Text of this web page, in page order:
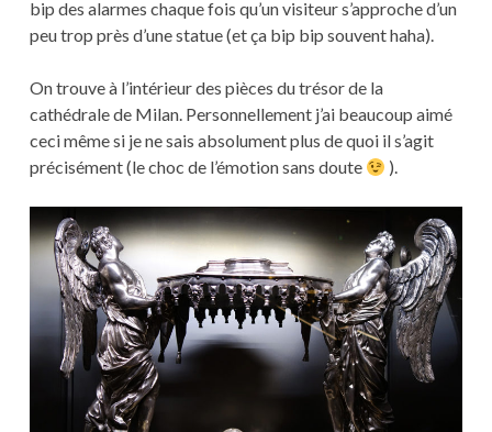
bip des alarmes chaque fois qu’un visiteur s’approche d’un
peu trop près d’une statue (et ça bip bip souvent haha).
On trouve à l’intérieur des pièces du trésor de la
cathédrale de Milan. Personnellement j’ai beaucoup aimé
ceci même si je ne sais absolument plus de quoi il s’agit
précisément (le choc de l’émotion sans doute
).